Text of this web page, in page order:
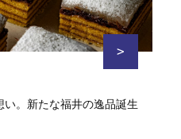
>
。新たな福井の逸品誕生